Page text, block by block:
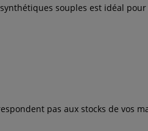
souples est idéal pour
pas aux stocks de vos